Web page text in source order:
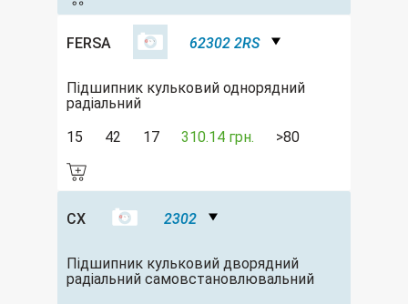
FERSA 62302 2RS
Підшипник кульковий однорядний
радіальний
15
42 17 310.14 грн. >80
CX 2302
Підшипник кульковий дворядний
радіальний самовстановлювальний